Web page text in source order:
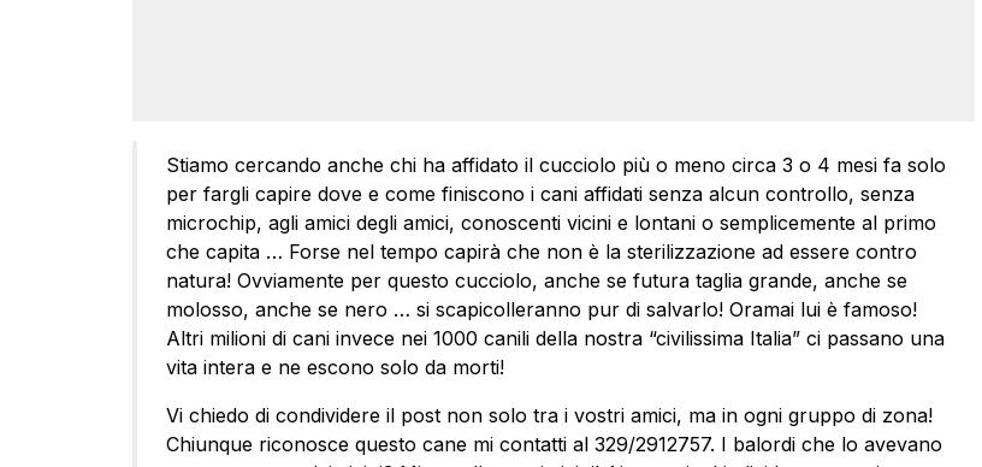
Stiamo cercando anche chi ha affidato il cucciolo più o meno circa 3 o 4 mesi fa solo
per fargli capire dove e come finiscono i cani affidati senza alcun controllo, senza
microchip, agli amici degli amici, conoscenti vicini e lontani o semplicemente al primo
che capita … Forse nel tempo capirà che non è la sterilizzazione ad essere contro
natura! Ovviamente per questo cucciolo, anche se futura taglia grande, anche se
molosso, anche se nero … si scapicolleranno pur di salvarlo! Oramai lui è famoso!
Altri milioni di cani invece nei 1000 canili della nostra “civilissima Italia” ci passano una
vita intera e ne escono solo da morti!
Vi chiedo di condividere il post non solo tra i vostri amici, ma in ogni gruppo di zona!
Chiunque riconosce questo cane mi contatti al 329/2912757. I balordi che lo avevano